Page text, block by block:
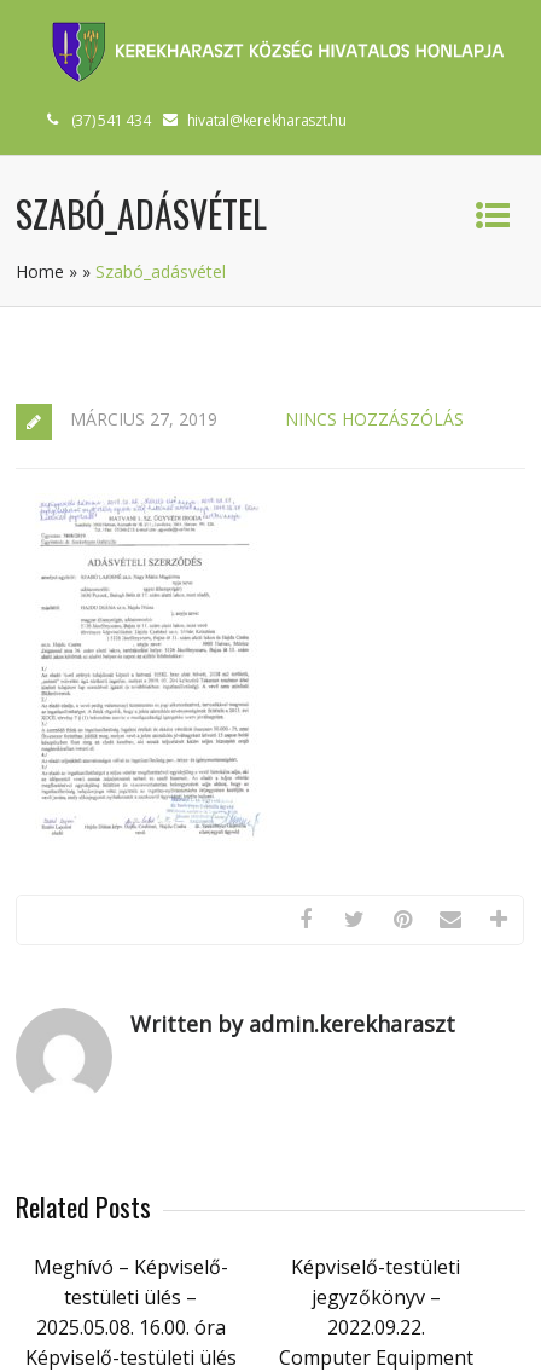
(37) 541 434 hivatal@kerekharaszt.hu
SZABÓ_ADÁSVÉTEL
Home » » Szabó_adásvétel
MÁRCIUS 27, 2019 NINCS HOZZÁSZÓLÁS
Written by admin.kerekharaszt
Related Posts
Meghívó – Képviselő-
testületi ülés –
2025.05.08. 16.00. óra
Képviselő-testületi
jegyzőkönyv –
2022.09.22.
Képviselő-testületi ülés
Computer Equipment